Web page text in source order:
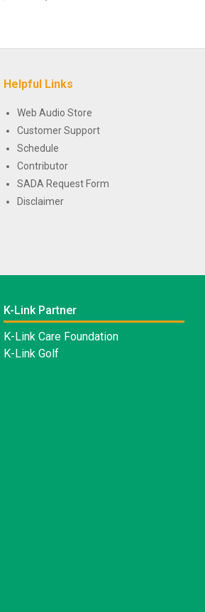
Helpful Links
Web Audio Store
Customer Support
Schedule
Contributor
SADA Request Form
Disclaimer
K-Link Partner
K-Link Care Foundation
K-Link Golf